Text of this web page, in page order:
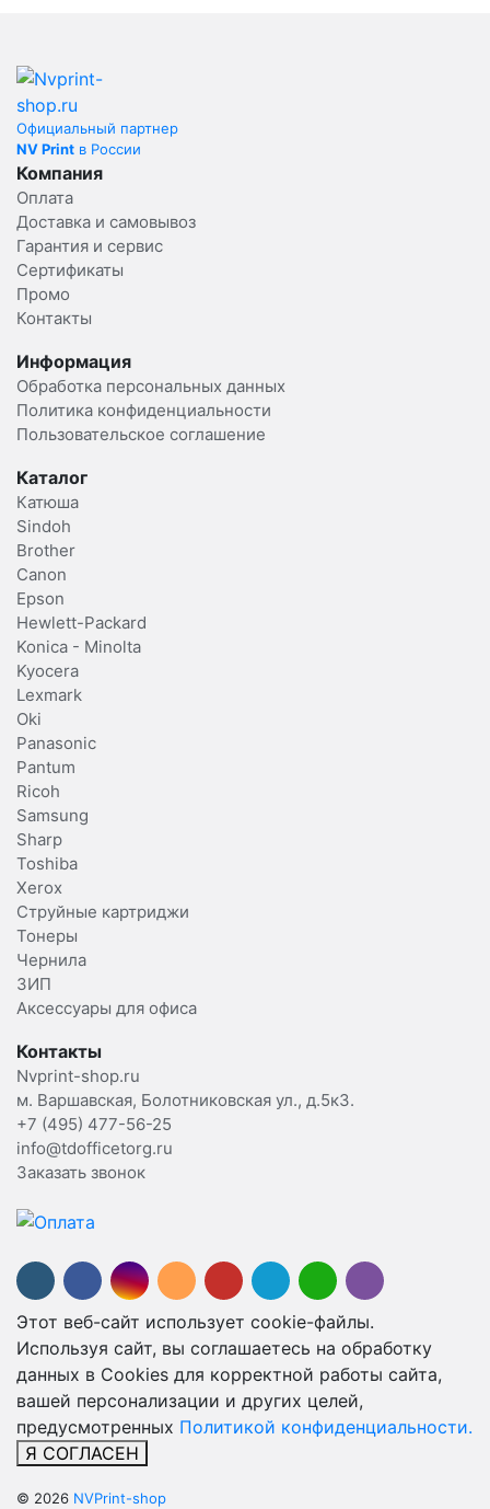
Официальный партнер
NV Print в России
Компания
Оплата
Доставка и самовывоз
Гарантия и сервис
Сертификаты
Промо
Контакты
Информация
Обработка персональных данных
Политика конфиденциальности
Пользовательское соглашение
Каталог
Катюша
Sindoh
Brother
Canon
Epson
Hewlett-Packard
Konica - Minolta
Kyocera
Lexmark
Oki
Panasonic
Pantum
Ricoh
Samsung
Sharp
Toshiba
Xerox
Струйные картриджи
Тонеры
Чернила
ЗИП
Аксессуары для офиса
Контакты
Nvprint-shop.ru
м. Варшавская, Болотниковская ул., д.5к3.
+7 (495) 477-56-25
info@tdofficetorg.ru
Заказать звонок
Этот веб-сайт использует cookie-файлы.
Используя сайт, вы соглашаетесь на обработку
данных в Cookies для корректной работы сайта,
вашей персонализации и других целей,
предусмотренных Политикой конфиденциальности.
Я СОГЛАСЕН
© 2026 NVPrint-shop